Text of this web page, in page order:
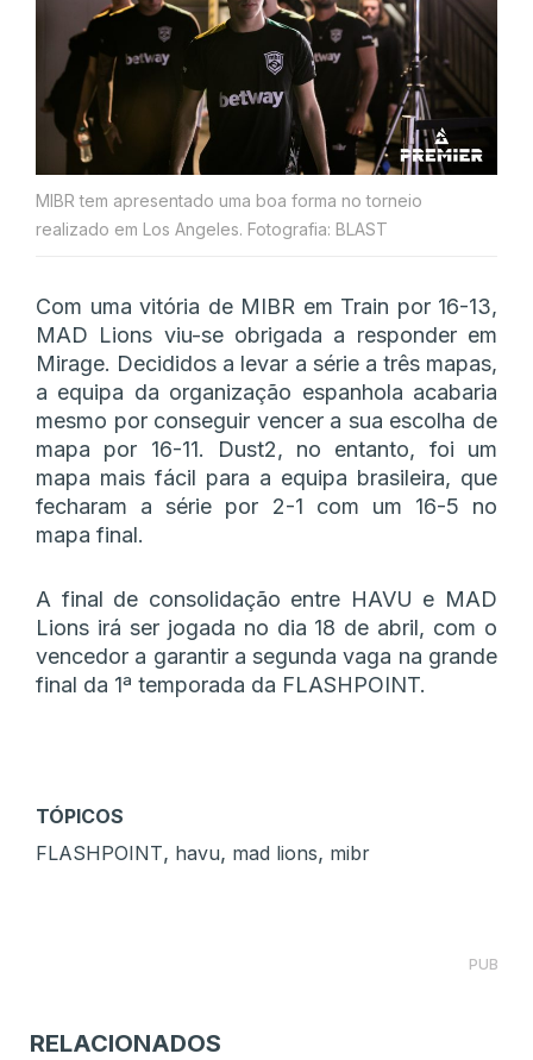
MIBR tem apresentado uma boa forma no torneio
realizado em Los Angeles. Fotografia: BLAST
Com uma vitória de MIBR em Train por 16-13,
MAD Lions viu-se obrigada a responder em
Mirage. Decididos a levar a série a três mapas,
a equipa da organização espanhola acabaria
mesmo por conseguir vencer a sua escolha de
mapa por 16-11. Dust2, no entanto, foi um
mapa mais fácil para a equipa brasileira, que
fecharam a série por 2-1 com um 16-5 no
mapa final.
A final de consolidação entre HAVU e MAD
Lions irá ser jogada no dia 18 de abril, com o
vencedor a garantir a segunda vaga na grande
final da 1ª temporada da FLASHPOINT.
TÓPICOS
FLASHPOINT, havu, mad lions, mibr
PUB
RELACIONADOS